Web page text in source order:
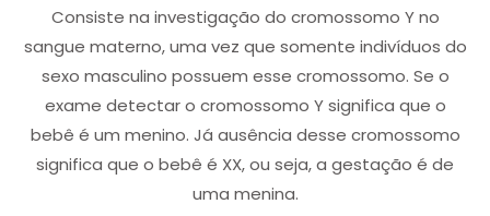
Consiste na investigação do cromossomo Y no
sangue materno, uma vez que somente indivíduos do
sexo masculino possuem esse cromossomo. Se o
exame detectar o cromossomo Y significa que o
bebê é um menino. Já ausência desse cromossomo
significa que o bebê é XX, ou seja, a gestação é de
uma menina.